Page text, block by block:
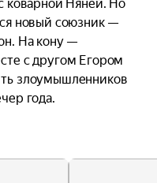
коварной Няней. Но
новый союзник —
На кону —
с другом Егором
злоумышленников
года.